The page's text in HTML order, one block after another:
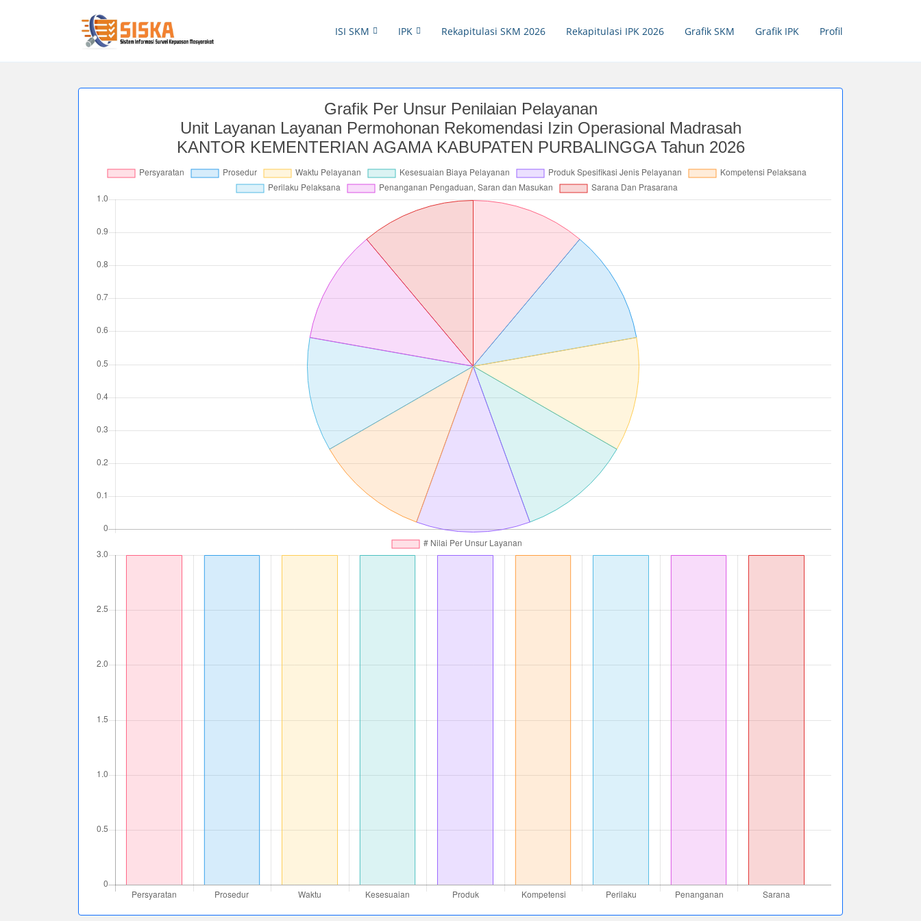
ISI SKM IPK Rekapitulasi SKM 2026 Rekapitulasi IPK 2026 Grafik SKM Grafik IPK Profil
Grafik Per Unsur Penilaian Pelayanan
Unit Layanan Layanan Permohonan Rekomendasi Izin Operasional Madrasah
KANTOR KEMENTERIAN AGAMA KABUPATEN PURBALINGGA Tahun 2026